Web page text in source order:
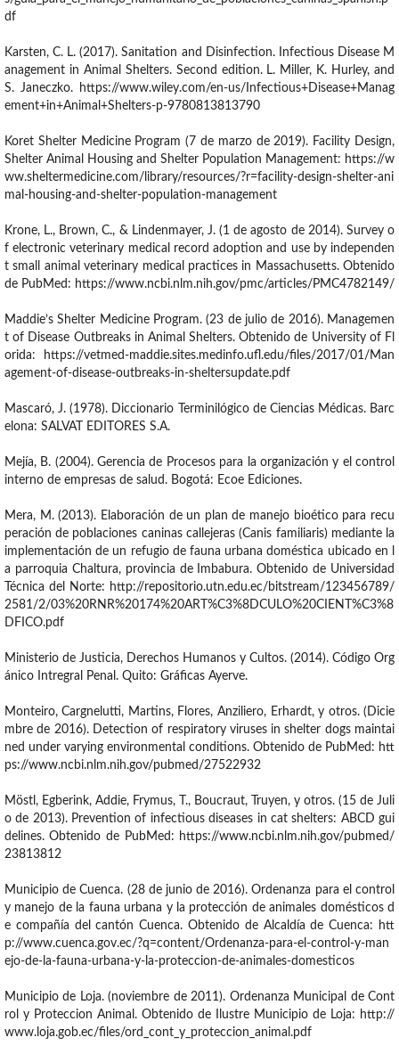
df
Karsten, C. L. (2017). Sanitation and Disinfection. Infectious Disease M
anagement in Animal Shelters. Second edition. L. Miller, K. Hurley, and
S. Janeczko. https://www.wiley.com/en-us/Infectious+Disease+Manag
ement+in+Animal+Shelters-p-9780813813790
Koret Shelter Medicine Program (7 de marzo de 2019). Facility Design,
Shelter Animal Housing and Shelter Population Management: https://w
ww.sheltermedicine.com/library/resources/?r=facility-design-shelter-ani
mal-housing-and-shelter-population-management
Krone, L., Brown, C., & Lindenmayer, J. (1 de agosto de 2014). Survey o
f electronic veterinary medical record adoption and use by independen
t small animal veterinary medical practices in Massachusetts. Obtenido
de PubMed: https://www.ncbi.nlm.nih.gov/pmc/articles/PMC4782149/
Maddie’s Shelter Medicine Program. (23 de julio de 2016). Managemen
t of Disease Outbreaks in Animal Shelters. Obtenido de University of Fl
orida: https://vetmed-maddie.sites.medinfo.ufl.edu/files/2017/01/Man
agement-of-disease-outbreaks-in-sheltersupdate.pdf
Mascaró, J. (1978). Diccionario Terminilógico de Ciencias Médicas. Barc
elona: SALVAT EDITORES S.A.
Mejía, B. (2004). Gerencia de Procesos para la organización y el control
interno de empresas de salud. Bogotá: Ecoe Ediciones.
Mera, M. (2013). Elaboración de un plan de manejo bioético para recu
peración de poblaciones caninas callejeras (Canis familiaris) mediante la
implementación de un refugio de fauna urbana doméstica ubicado en l
a parroquia Chaltura, provincia de Imbabura. Obtenido de Universidad
Técnica del Norte: http://repositorio.utn.edu.ec/bitstream/123456789/
2581/2/03%20RNR%20174%20ART%C3%8DCULO%20CIENT%C3%8
DFICO.pdf
Ministerio de Justicia, Derechos Humanos y Cultos. (2014). Código Org
ánico Intregral Penal. Quito: Gráficas Ayerve.
Monteiro, Cargnelutti, Martins, Flores, Anziliero, Erhardt, y otros. (Dicie
mbre de 2016). Detection of respiratory viruses in shelter dogs maintai
ned under varying environmental conditions. Obtenido de PubMed: htt
ps://www.ncbi.nlm.nih.gov/pubmed/27522932
Möstl, Egberink, Addie, Frymus, T., Boucraut, Truyen, y otros. (15 de Juli
o de 2013). Prevention of infectious diseases in cat shelters: ABCD gui
delines. Obtenido de PubMed: https://www.ncbi.nlm.nih.gov/pubmed/
23813812
Municipio de Cuenca. (28 de junio de 2016). Ordenanza para el control
y manejo de la fauna urbana y la protección de animales domésticos d
e compañía del cantón Cuenca. Obtenido de Alcaldía de Cuenca: htt
p://www.cuenca.gov.ec/?q=content/Ordenanza-para-el-control-y-man
ejo-de-la-fauna-urbana-y-la-proteccion-de-animales-domesticos
Municipio de Loja. (noviembre de 2011). Ordenanza Municipal de Cont
rol y Proteccion Animal. Obtenido de Ilustre Municipio de Loja: http://
www.loja.gob.ec/files/ord_cont_y_proteccion_animal.pdf